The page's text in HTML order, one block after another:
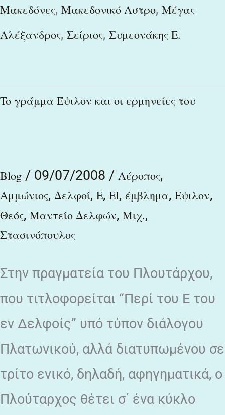
Μακεδόνες, Μακεδονικό Αστρο, Μέγας
Αλέξανδρος, Σείριος, Συμεονάκης Ε.
To γράμμα Έψιλον και οι ερμηνείες του
Blog / 09/07/2008 / Αέροπος,
Αμμώνιος, Δελφοί, Ε, ΕΙ, έμβλημα, Εψιλον,
Θεός, Μαντείο Δελφών, Μιχ.,
Στασινόπουλος
Στην πραγματεία του Πλουτάρχου,
που τιτλοφορείται “Περί του Ε του
εν Δελφοίς” υπό τύπον διάλογου
Πλατωνικού, αλλά διατυπωμένου σε
τρίτο ενικό, δηλαδή, αφηγηματικά, ο
Πλούταρχος θέτει σ΄ ένα κύκλο
To
οι
ερμηνείες
του